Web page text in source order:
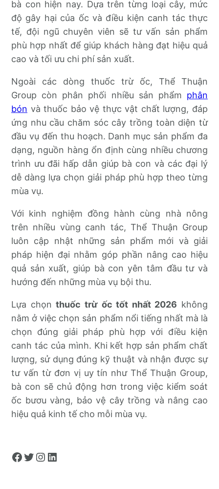
bà con hiện nay. Dựa trên từng loại cây, mức
độ gây hại của ốc và điều kiện canh tác thực
tế, đội ngũ chuyên viên sẽ tư vấn sản phẩm
phù hợp nhất để giúp khách hàng đạt hiệu quả
cao và tối ưu chi phí sản xuất.
Ngoài các dòng thuốc trừ ốc, Thể Thuận
Group còn phân phối nhiều sản phẩm phân
bón và thuốc bảo vệ thực vật chất lượng, đáp
ứng nhu cầu chăm sóc cây trồng toàn diện từ
đầu vụ đến thu hoạch. Danh mục sản phẩm đa
dạng, nguồn hàng ổn định cùng nhiều chương
trình ưu đãi hấp dẫn giúp bà con và các đại lý
dễ dàng lựa chọn giải pháp phù hợp theo từng
mùa vụ.
Với kinh nghiệm đồng hành cùng nhà nông
trên nhiều vùng canh tác, Thể Thuận Group
luôn cập nhật những sản phẩm mới và giải
pháp hiện đại nhằm góp phần nâng cao hiệu
quả sản xuất, giúp bà con yên tâm đầu tư và
hướng đến những mùa vụ bội thu.
Lựa chọnthuốc trừ ốc tốt nhất 2026 không
nằm ở việc chọn sản phẩm nổi tiếng nhất mà là
chọn đúng giải pháp phù hợp với điều kiện
canh tác của mình. Khi kết hợp sản phẩm chất
lượng, sử dụng đúng kỹ thuật và nhận được sự
tư vấn từ đơn vị uy tín như Thể Thuận Group,
bà con sẽ chủ động hơn trong việc kiểm soát
ốc bươu vàng, bảo vệ cây trồng và nâng cao
hiệu quả kinh tế cho mỗi mùa vụ.
Facebook Twitter Instagram LinkedIn